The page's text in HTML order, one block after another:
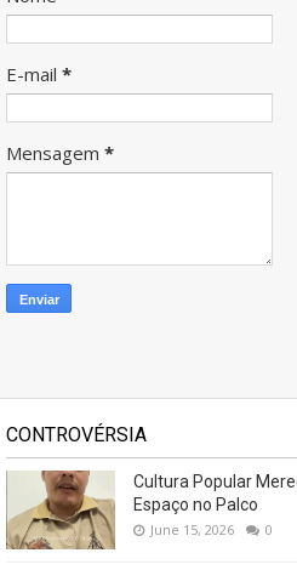
E-mail *
Mensagem *
CONTROVÉRSIA
Cultura Popular
Espaço no Palco
June 15, 2026 0